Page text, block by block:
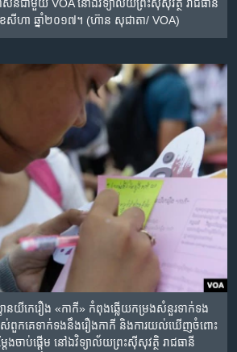
សន៍​ជាមួយ​ VOA នៅ​ឯ​វិទ្យាល័យ​ព្រះស៊ីសុវត្ថិ​ រាជធានី​
ែ​សីហា​ ឆ្នាំ​២០១៧។ (ហ៊ាន សុជាតា/ VOA)
ន​យីកេ​រឿង​ «កាកី»​ កំពុ​ងឆ្លើយ​កម្រង​​សំនួរ​ទាក់ទង​
ពួកគេ​ទាក់ទង​នឹង​រឿងកាកី​ និងការយល់ឃើញ​ចំពោះ​
ែងចាប់ផ្តើម​ នៅ​ឯ​វិទ្យាល័យ​ព្រះស៊ីសុវត្ថិ​ រាជធានី​